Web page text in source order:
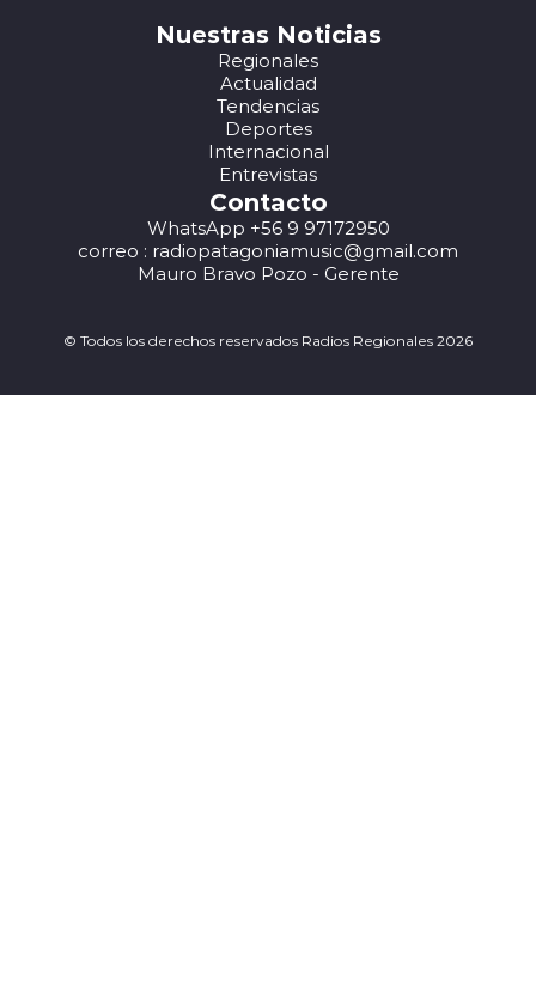
Nuestras Noticias
Regionales
Actualidad
Tendencias
Deportes
Internacional
Entrevistas
Contacto
WhatsApp +56 9 97172950
correo : radiopatagoniamusic@gmail.com
Mauro Bravo Pozo - Gerente
© Todos los derechos reservados Radios Regionales 2026